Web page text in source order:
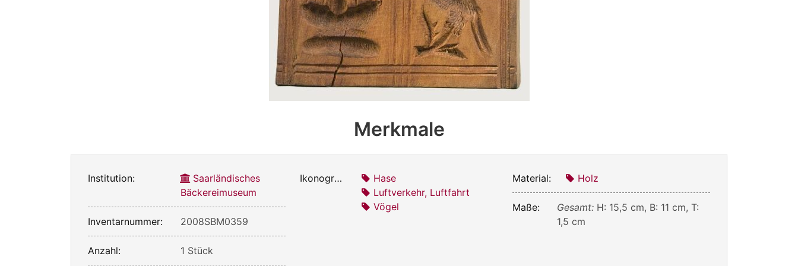
Merkmale
Institution:
Saarländisches
Bäckereimuseum
Inventarnummer: 2008SBM0359
Anzahl: 1 Stück
Ikonografie:
Hase
Luftverkehr, Luftfahrt
Vögel
Material: Holz
Maße: Gesamt: H: 15,5 cm, B: 11 cm, T:
1,5 cm